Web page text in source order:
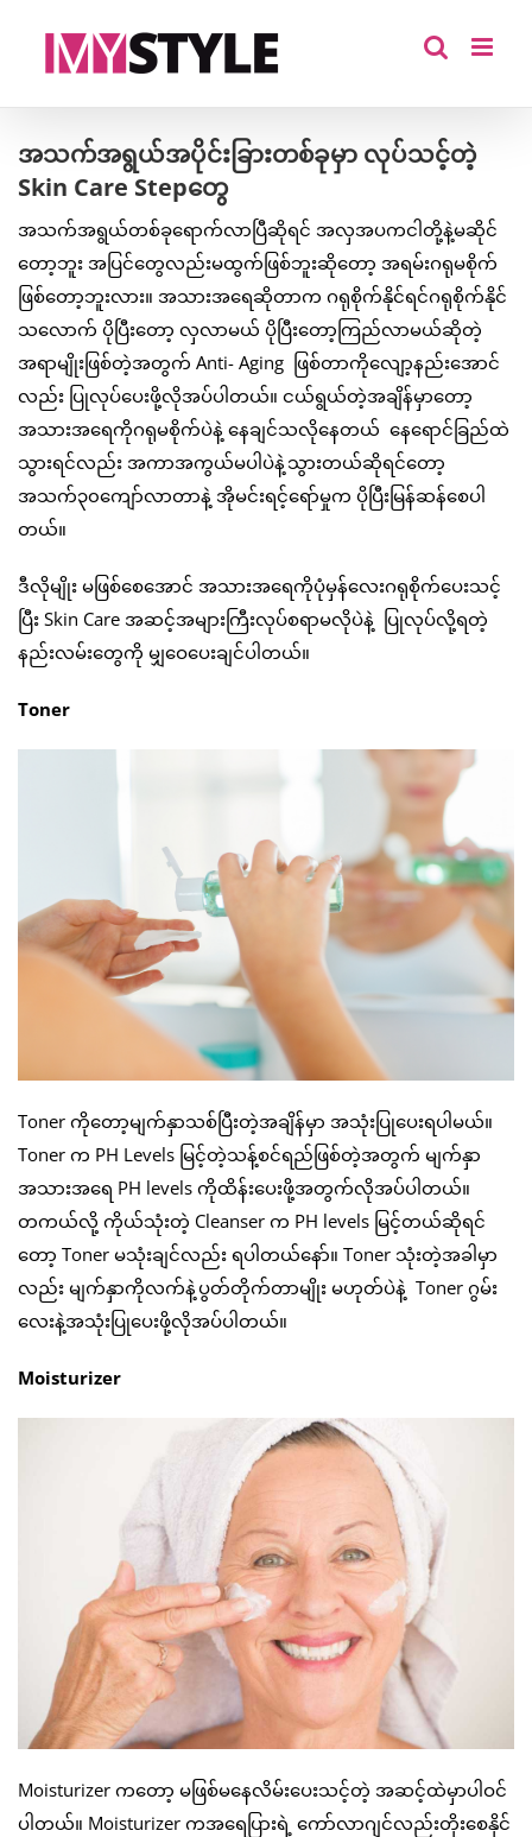
အသက်အရွယ်အပိုင်းခြားတစ်ခုမှာ လုပ်သင့်တဲ့
Skin Care Stepတွေ
အသက်အရွယ်တစ်ခုရောက်လာပြီဆိုရင် အလှအပကငါတို့နဲ့မဆိုင်
တော့ဘူး အပြင်တွေလည်းမထွက်ဖြစ်ဘူးဆိုတော့ အရမ်းဂရုမစိုက်
ဖြစ်တော့ဘူးလား။ အသားအရေဆိုတာက ဂရုစိုက်နိုင်ရင်ဂရုစိုက်နိုင်
သလောက် ပိုပြီးတော့ လှလာမယ် ပိုပြီးတော့ကြည်လာမယ်ဆိုတဲ့
အရာမျိုးဖြစ်တဲ့အတွက် Anti- Aging ဖြစ်တာကိုလျော့နည်းအောင်
လည်း ပြုလုပ်ပေးဖို့လိုအပ်ပါတယ်။ ငယ်ရွယ်တဲ့အချိန်မှာတော့
အသားအရေကိုဂရုမစိုက်ပဲနဲ့ နေချင်သလိုနေတယ် နေရောင်ခြည်ထဲ
သွားရင်လည်း အကာအကွယ်မပါပဲနဲ့သွားတယ်ဆိုရင်တော့
အသက်၃၀ကျော်လာတာနဲ့ အိုမင်းရင့်ရော်မှုက ပိုပြီးမြန်ဆန်စေပါ
တယ်။
ဒီလိုမျိုး မဖြစ်စေအောင် အသားအရေကိုပုံမှန်လေးဂရုစိုက်ပေးသင့်
ပြီး Skin Care အဆင့်အများကြီးလုပ်စရာမလိုပဲနဲ့ ပြုလုပ်လို့ရတဲ့
နည်းလမ်းတွေကို မျှဝေပေးချင်ပါတယ်။
Toner
Toner ကိုတော့မျက်နှာသစ်ပြီးတဲ့အချိန်မှာ အသုံးပြုပေးရပါမယ်။
Toner က PH Levels မြင့်တဲ့သန့်စင်ရည်ဖြစ်တဲ့အတွက် မျက်နှာ
အသားအရေ PH levels ကိုထိန်းပေးဖို့အတွက်လိုအပ်ပါတယ်။
တကယ်လို့ ကိုယ်သုံးတဲ့ Cleanser က PH levels မြင့်တယ်ဆိုရင်
တော့ Toner မသုံးချင်လည်း ရပါတယ်နော်။ Toner သုံးတဲ့အခါမှာ
လည်း မျက်နှာကိုလက်နဲ့ပွတ်တိုက်တာမျိုး မဟုတ်ပဲနဲ့ Toner ဂွမ်း
လေးနဲ့အသုံးပြုပေးဖို့လိုအပ်ပါတယ်။
Moisturizer
Moisturizer ကတော့ မဖြစ်မနေလိမ်းပေးသင့်တဲ့ အဆင့်ထဲမှာပါဝင်
ပါတယ်။ Moisturizer ကအရေပြားရဲ့ ကော်လာဂျင်လည်းတိုးစေနိုင်